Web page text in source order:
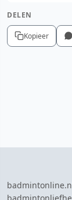
DELEN
Kopieer